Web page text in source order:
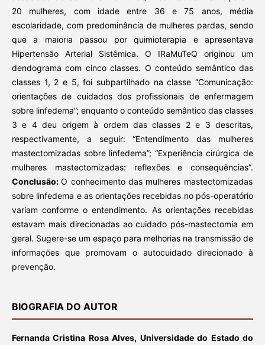
20 mulheres, com idade entre 36 e 75 anos, média
escolaridade, com predominância de mulheres pardas, sendo
que a maioria passou por quimioterapia e apresentava
Hipertensão Arterial Sistêmica. O IRaMuTeQ originou um
dendograma com cinco classes. O conteúdo semântico das
classes 1, 2 e 5, foi subpartilhado na classe “Comunicação:
orientações de cuidados dos profissionais de enfermagem
sobre linfedema”; enquanto o conteúdo semântico das classes
3 e 4 deu origem à ordem das classes 2 e 3 descritas,
respectivamente, a seguir: “Entendimento das mulheres
mastectomizadas sobre linfedema”; “Experiência cirúrgica de
mulheres mastectomizadas: reflexões e consequências”.
Conclusão:O conhecimento das mulheres mastectomizadas
sobre linfedema e as orientações recebidas no pós-operatório
variam conforme o entendimento. As orientações recebidas
estavam mais direcionadas ao cuidado pós-mastectomia em
geral. Sugere-se um espaço para melhorias na transmissão de
informações que promovam o autocuidado direcionado à
prevenção.
BIOGRAFIA DO AUTOR
Fernanda Cristina Rosa Alves, Universidade do Estado do